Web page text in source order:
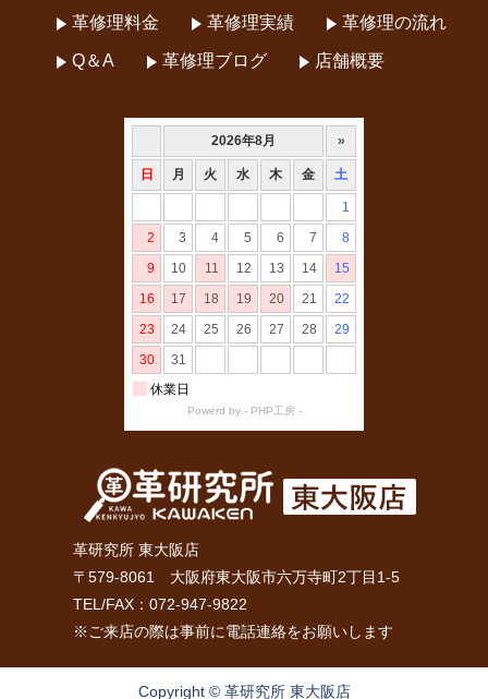
革修理料金 革修理実績 革修理の流れ
Q＆A 革修理ブログ 店舗概要
革研究所 東大阪店
〒579-8061 大阪府東大阪市六万寺町2丁目1-5
TEL/FAX：072-947-9822
※ご来店の際は事前に電話連絡をお願いします
Copyright © 革研究所 東大阪店